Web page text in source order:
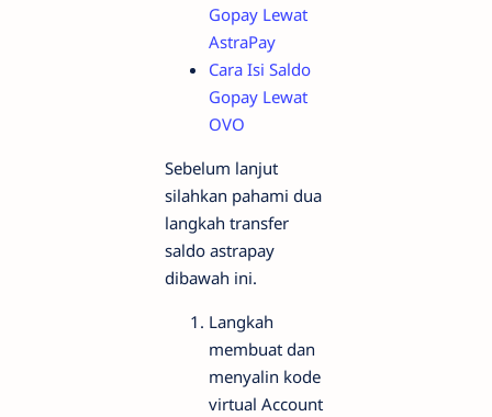
Gopay Lewat
AstraPay
Cara Isi Saldo
Gopay Lewat
OVO
Sebelum lanjut
silahkan pahami dua
langkah transfer
saldo astrapay
dibawah ini.
Langkah
membuat dan
menyalin kode
virtual Account